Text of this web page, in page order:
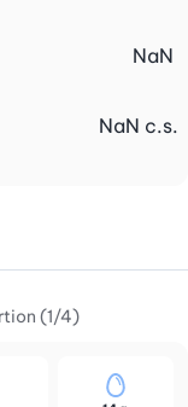
NaN
NaN c.s.
(1/4)